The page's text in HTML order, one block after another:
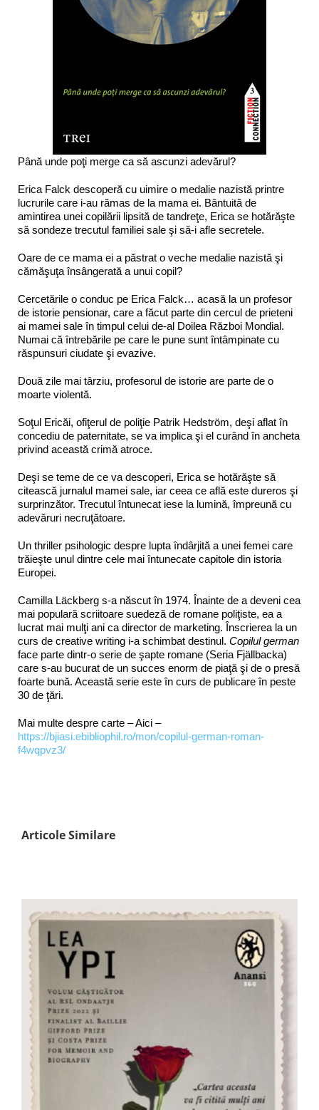
Până unde poţi merge ca să ascunzi adevărul?
Erica Falck descoperă cu uimire o medalie nazistă printre
lucrurile care i-au rămas de la mama ei. Bântuită de
amintirea unei copilării lipsită de tandreţe, Erica se hotărăşte
să sondeze trecutul familiei sale şi să-i afle secretele.
Oare de ce mama ei a păstrat o veche medalie nazistă şi
cămăşuţa însângerată a unui copil?
Cercetările o conduc pe Erica Falck… acasă la un profesor
de istorie pensionar, care a făcut parte din cercul de prieteni
ai mamei sale în timpul celui de-al Doilea Război Mondial.
Numai că întrebările pe care le pune sunt întâmpinate cu
răspunsuri ciudate şi evazive.
Două zile mai târziu, profesorul de istorie are parte de o
moarte violentă.
Soţul Ericăi, ofiţerul de poliţie Patrik Hedström, deşi aflat în
concediu de paternitate, se va implica şi el curând în ancheta
privind această crimă atroce.
Deşi se teme de ce va descoperi, Erica se hotărăşte să
citească jurnalul mamei sale, iar ceea ce află este dureros şi
surprinzător. Trecutul întunecat iese la lumină, împreună cu
adevăruri necruţătoare.
Un thriller psihologic despre lupta îndârjită a unei femei care
trăieşte unul dintre cele mai întunecate capitole din istoria
Europei.
Camilla Läckberg s-a născut în 1974. Înainte de a deveni cea
mai populară scriitoare suedeză de romane poliţiste, ea a
lucrat mai mulţi ani ca director de marketing. Înscrierea la un
curs de creative writing i-a schimbat destinul. Copilul german
face parte dintr-o serie de şapte romane (Seria Fjällbacka)
care s-au bucurat de un succes enorm de piaţă şi de o presă
foarte bună. Această serie este în curs de publicare în peste
30 de ţări.
Mai multe despre carte – Aici –
https://bjiasi.ebibliophil.ro/mon/copilul-german-roman-
f4wqpvz3/
Articole Similare